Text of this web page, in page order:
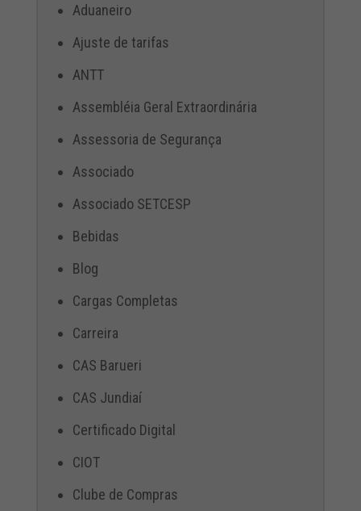
Aduaneiro
Ajuste de tarifas
ANTT
Assembléia Geral Extraordinária
Assessoria de Segurança
Associado
Associado SETCESP
Bebidas
Blog
Cargas Completas
Carreira
CAS Barueri
CAS Jundiaí
Certificado Digital
CIOT
Clube de Compras